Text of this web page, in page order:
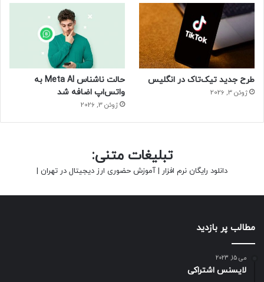
طرح جدید تیک‌تاک در انگلیس
ژوئن 3, 2026
حالت ناشناس Meta AI به
واتس‌اپ اضافه شد
ژوئن 3, 2026
تبلیغات متنی:
دانلود رایگان نرم افزار | آموزش حضوری ارز دیجیتال در تهران |
مطالب پر بازدید
می 15, 2023
لایسنس اشتراکی